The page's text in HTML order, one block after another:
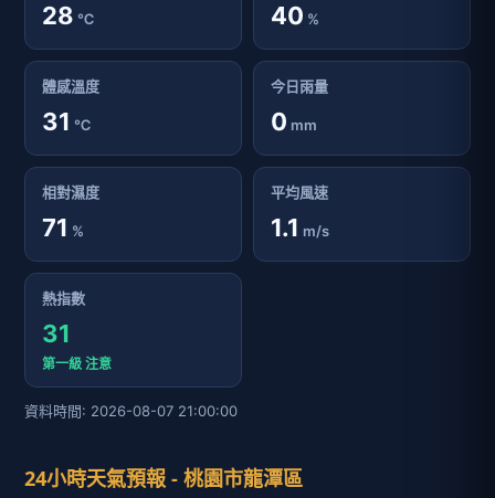
28 ℃ 40 %
體感溫度
31 ℃
今日雨量
0 mm
相對濕度
71 %
平均風速
1.1 m/s
熱指數
31
第一級 注意
資料時間: 2026-08-07 21:00:00
24小時天氣預報 - 桃園市龍潭區